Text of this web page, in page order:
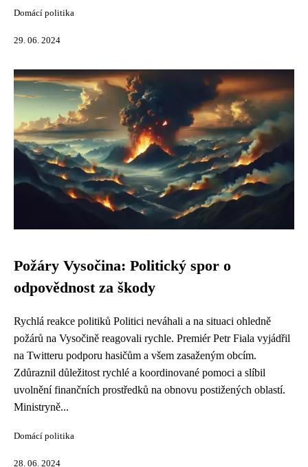
Domácí politika
29. 06. 2024
Požáry Vysočina: Politický spor o
odpovědnost za škody
Rychlá reakce politiků Politici neváhali a na situaci ohledně
požárů na Vysočině reagovali rychle. Premiér Petr Fiala vyjádřil
na Twitteru podporu hasičům a všem zasaženým obcím.
Zdůraznil důležitost rychlé a koordinované pomoci a slíbil
uvolnění finančních prostředků na obnovu postižených oblastí.
Ministryně...
Domácí politika
28. 06. 2024